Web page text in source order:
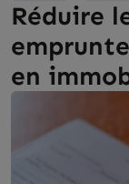
Réduire
en